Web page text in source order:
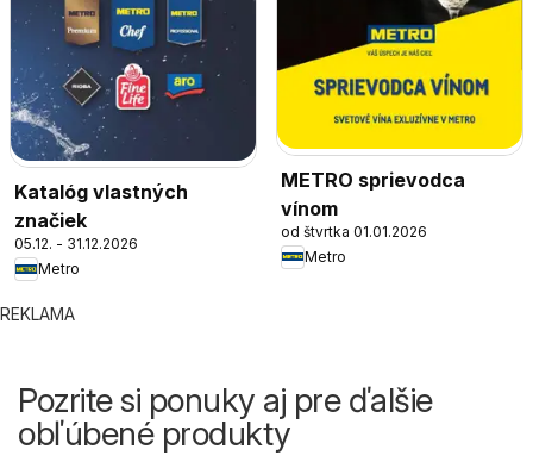
Katalóg vlastných
značiek
05.12. - 31.12.2026
Metro
METRO sprievodca
vínom
od štvrtka 01.01.2026
Metro
REKLAMA
Pozrite si ponuky aj pre ďalšie
obľúbené produkty